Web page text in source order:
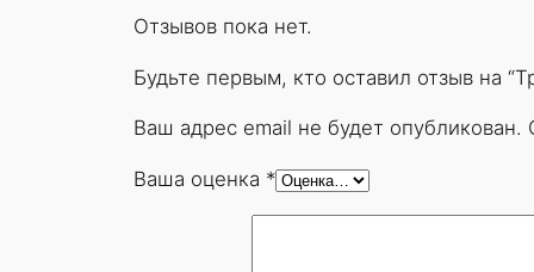
Отзывов пока нет.
Будьте первым, кто оставил отзыв на
Ваш адрес email не будет опубликован.
Ваша оценка *